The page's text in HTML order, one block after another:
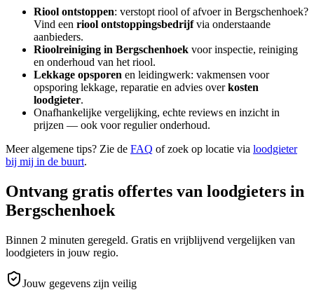
Riool ontstoppen: verstopt riool of afvoer in Bergschenhoek?
Vind een riool ontstoppingsbedrijfvia onderstaande
aanbieders.
Rioolreiniging in Bergschenhoek voor inspectie, reiniging
en onderhoud van het riool.
Lekkage opsporen en leidingwerk: vakmensen voor
opsporing lekkage, reparatie en advies overkosten
loodgieter.
Onafhankelijke vergelijking, echte reviews en inzicht in
prijzen — ook voor regulier onderhoud.
Meer algemene tips? Zie de FAQ of zoek op locatie via loodgieter
bij mij in de buurt.
Ontvang gratis offertes van loodgieters in
Bergschenhoek
Binnen 2 minuten geregeld. Gratis en vrijblijvend vergelijken van
loodgieters in jouw regio.
Jouw gegevens zijn veilig